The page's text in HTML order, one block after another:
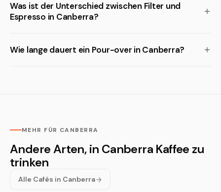
Was ist der Unterschied zwischen Filter und
Espresso in Canberra?
Wie lange dauert ein Pour-over in Canberra?
MEHR FÜR CANBERRA
Andere Arten, in Canberra Kaffee zu
trinken
Alle Cafés in Canberra